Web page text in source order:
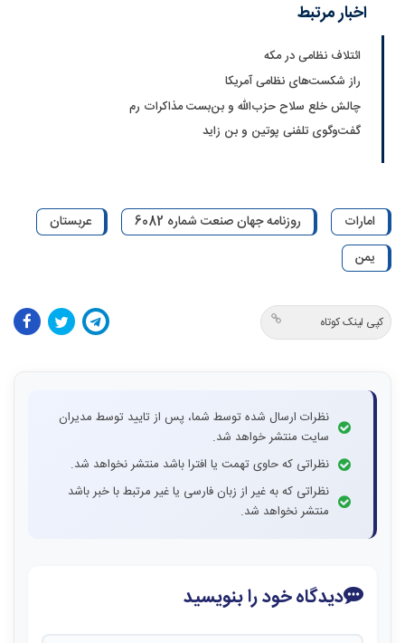
اخبار مرتبط
ائتلاف نظامی در مکه
راز شکست‌های نظامی آمریکا
چالش خلع سلاح حزب‌الله و بن‌بست مذاکرات رم
گفت‌و‌گوی تلفنی پوتین و بن زاید
امارات روزنامه جهان صنعت شماره 6082
عربستان
یمن
کپی لینک کوتاه
نظرات ارسال شده توسط شما، پس از تایید توسط مدیران
سایت منتشر خواهد شد.
نظراتی که حاوی تهمت یا افترا باشد منتشر نخواهد شد.
نظراتی که به غیر از زبان فارسی یا غیر مرتبط با خبر باشد
منتشر نخواهد شد.
دیدگاه خود را بنویسید